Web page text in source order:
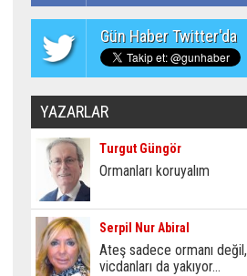
Gün Haber Twitter'da
YAZARLAR
Turgut Güngör
Ormanları koruyalım
Serpil Nur Abiral
Ateş sadece ormanı değil,
vicdanları da yakıyor...